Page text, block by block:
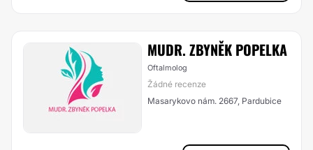
MUDR. ZBYNĚK POPELKA
Oftalmolog
Žádné recenze
Masarykovo nám. 2667, Pardubice